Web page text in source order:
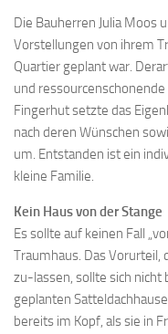
Die Bauherren Julia Moos
Vorstellungen von ihrem
Quartier geplant war.
und
Fingerhut setzte das
nach deren Wünschen
um. Entstanden ist ein
kleine Familie.
Kein Haus von der Stange
Es sollte auf keinen Fall
Traumhaus. Das Vorurteil,
zu-lassen, sollte sich nicht
geplanten
bereits im Kopf, als sie in